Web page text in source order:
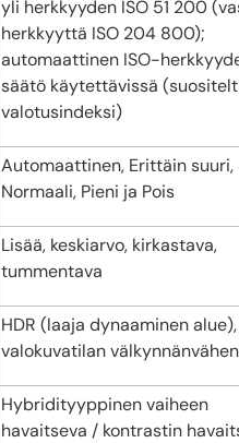
yli herkkyyden ISO 51 200
herkkyyttä ISO 204 800);
automaattinen ISO-
säätö käytettävissä
valotusindeksi)
Automaattinen, Erittäin suuri,
Normaali, Pieni ja Pois
Lisää, keskiarvo, kirkastava,
tummentava
HDR (laaja dynaaminen alue),
valokuvatilan
Hybridityyppinen vaiheen
havaitseva / kontrastin